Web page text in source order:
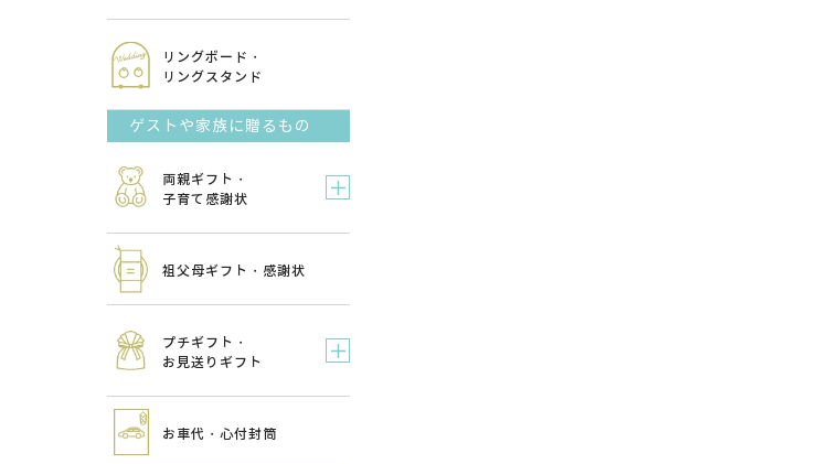
リングボード・
リングスタンド
ゲストや家族に贈るもの
両親ギフト・
子育て感謝状
祖父母ギフト・感謝状
プチギフト・
お見送りギフト
お車代・心付封筒